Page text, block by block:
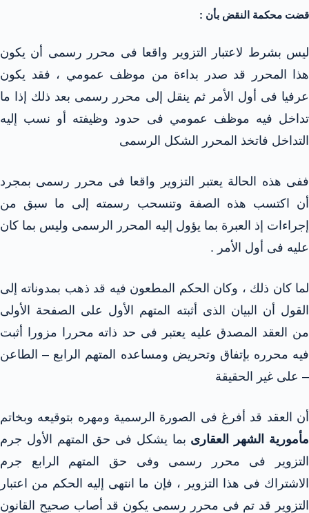
قضت محكمة النقض بأن :
ليس بشرط لاعتبار التزوير واقعا فى محرر رسمى أن يكون
هذا المحرر قد صدر بداءة من موظف عمومي ، فقد يكون
عرفيا فى أول الأمر ثم ينقل إلى محرر رسمى بعد ذلك إذا ما
تداخل فيه موظف عمومي فى حدود وظيفته أو نسب إليه
التداخل فاتخذ المحرر الشكل الرسمى
ففى هذه الحالة يعتبر التزوير واقعا فى محرر رسمى بمجرد
أن اكتسب هذه الصفة وتنسحب رسمته إلى ما سبق من
إجراءات إذ العبرة بما يؤول إليه المحرر الرسمى وليس بما كان
عليه فى أول الأمر .
لما كان ذلك ، وكان الحكم المطعون فيه قد ذهب بمدوناته إلى
القول أن البيان الذى أثبته المتهم الأول على الصفحة الأولى
من العقد المصدق عليه يعتبر فى حد ذاته محررا مزورا أثبت
فيه محرره بإتفاق وتحريض ومساعده المتهم الرابع – الطاعن
– على غير الحقيقة
أن العقد قد أفرغ فى الصورة الرسمية ومهره بتوقيعه وبخاتم
مأمورية الشهر العقارى بما يشكل فى حق المتهم الأول جرم
التزوير فى محرر رسمى وفى حق المتهم الرابع جرم
الاشتراك فى هذا التزوير ، فإن ما انتهى إليه الحكم من اعتبار
التزوير قد تم فى محرر رسمى يكون قد أصاب صحيح القانون